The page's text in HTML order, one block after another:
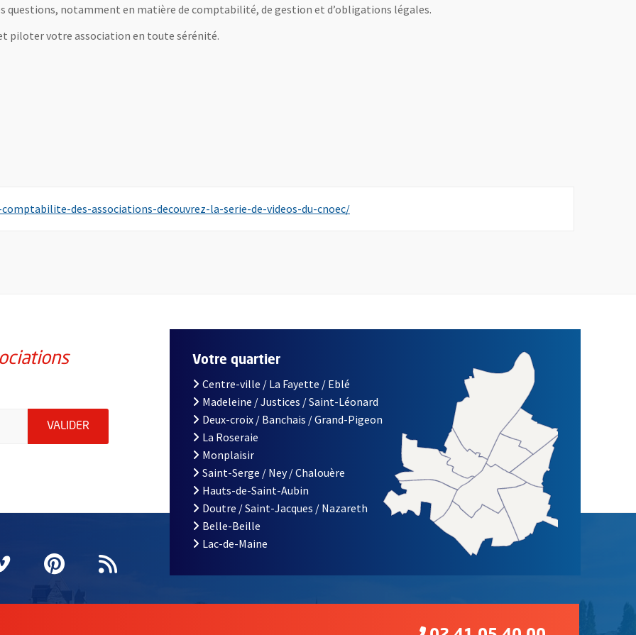
questions, notamment en matière de comptabilité, de gestion et d’obligations légales.
piloter votre association en toute sérénité.
des-associations-decouvrez-la-serie-de-videos-du-cnoec/, Ouvre une nouvelle fenêtre
de la ville d'Angers, indiquez votre email (champ obligatoire)
VALIDER ENVOYER MA DEMANDE D'INSCRIPTION À LA LETTRE D'INFORMATION DES ASSOCIATIONS DE LA VILLE
fenêtrefenêtre
une nouvelle fenêtre
Vimeo
, Ouvre une nouvelle fenêtre
Pinterest
, Ouvre une nouvelle fenêtre
Flux RSS
Votre quartier
Centre-ville / La Fayette / Eblé
Madeleine / Justices / Saint-Léonard
Deux-croix / Banchais / Grand-Pigeon
La Roseraie
Monplaisir
Saint-Serge / Ney / Chalouère
Hauts-de-Saint-Aubin
Doutre / Saint-Jacques / Nazareth
Belle-Beille
Lac-de-Maine